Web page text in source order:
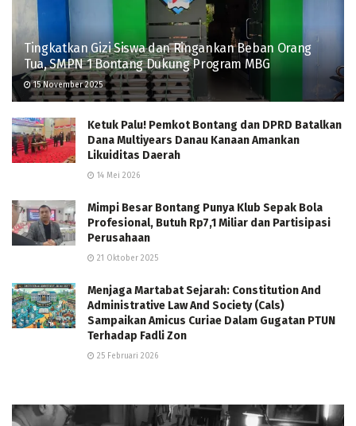
Tingkatkan Gizi Siswa dan Ringankan Beban Orang
Tua, SMPN 1 Bontang Dukung Program MBG
15 November 2025
Ketuk Palu! Pemkot Bontang dan DPRD Batalkan
Dana Multiyears Danau Kanaan Amankan
Likuiditas Daerah
14 Mei 2026
Mimpi Besar Bontang Punya Klub Sepak Bola
Profesional, Butuh Rp7,1 Miliar dan Partisipasi
Perusahaan
21 Oktober 2025
Menjaga Martabat Sejarah: Constitution And
Administrative Law And Society (Cals)
Sampaikan Amicus Curiae Dalam Gugatan PTUN
Terhadap Fadli Zon
25 Februari 2026